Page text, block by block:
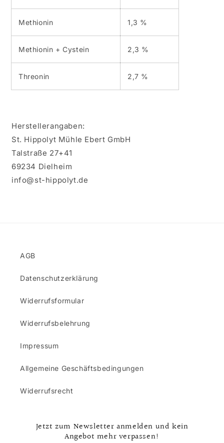
Methionin 1,3 %
Methionin + Cystein 2,3 %
Threonin 2,7 %
Herstellerangaben:
St. Hippolyt Mühle Ebert GmbH
Talstraße 27+41
69234 Dielheim
info@st-hippolyt.de
AGB
Datenschutzerklärung
Widerrufsformular
Widerrufsbelehrung
Impressum
Allgemeine Geschäftsbedingungen
Widerrufsrecht
Jetzt zum Newsletter anmelden und kein
Angebot mehr verpassen!